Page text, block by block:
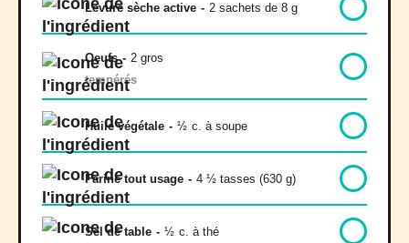
Levure sèche active - 2 sachets de 8 g
Oeufs - 2 gros
tempérés
Huile végétale - ½ c. à soupe
Farine tout usage - 4 ½ tasses (630 g)
Sel de table - ½ c. à thé